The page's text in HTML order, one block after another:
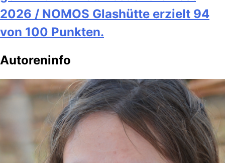
2026 / NOMOS Glashütte erzielt 94
von 100 Punkten.
Autoreninfo